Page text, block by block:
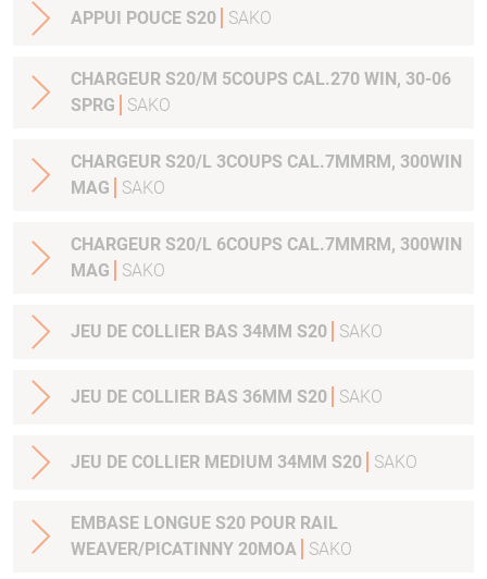
APPUI POUCE S20 SAKO
CHARGEUR S20/M 5COUPS CAL.270 WIN, 30-06
SPRG
SAKO
CHARGEUR S20/L 3COUPS CAL.7MMRM, 300WIN
MAG
SAKO
CHARGEUR S20/L 6COUPS CAL.7MMRM, 300WIN
MAG
SAKO
JEU DE COLLIER BAS 34MM S20 SAKO
JEU DE COLLIER BAS 36MM S20 SAKO
JEU DE COLLIER MEDIUM 34MM S20 SAKO
EMBASE LONGUE S20 POUR RAIL
WEAVER/PICATINNY 20MOA
SAKO